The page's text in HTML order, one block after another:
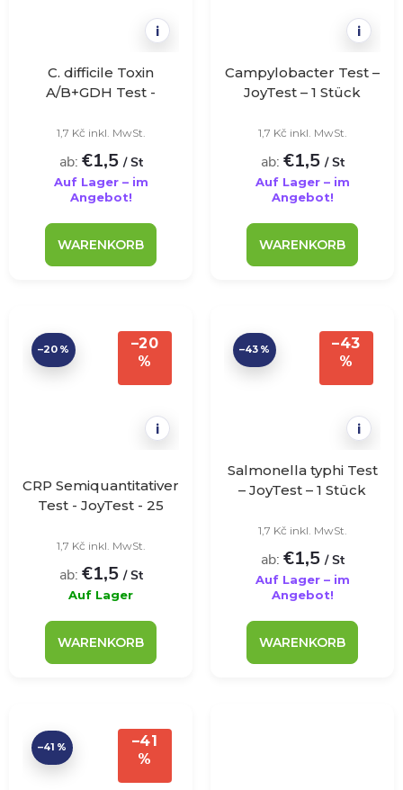
i
C. difficile Toxin
A/B+GDH Test -
1,7 Kč inkl. MwSt.
ab: €1,5 / St
Auf Lager – im
Angebot!
WARENKORB
i
Campylobacter Test –
JoyTest – 1 Stück
1,7 Kč inkl. MwSt.
ab: €1,5 / St
Auf Lager – im
Angebot!
WARENKORB
–20
%
i
–20 %
CRP Semiquantitativer
Test - JoyTest - 25
1,7 Kč inkl. MwSt.
ab: €1,5 / St
Auf Lager
WARENKORB
–43
%
i
–43 %
Salmonella typhi Test
– JoyTest – 1 Stück
1,7 Kč inkl. MwSt.
ab: €1,5 / St
Auf Lager – im
Angebot!
WARENKORB
–41
%
–41 %